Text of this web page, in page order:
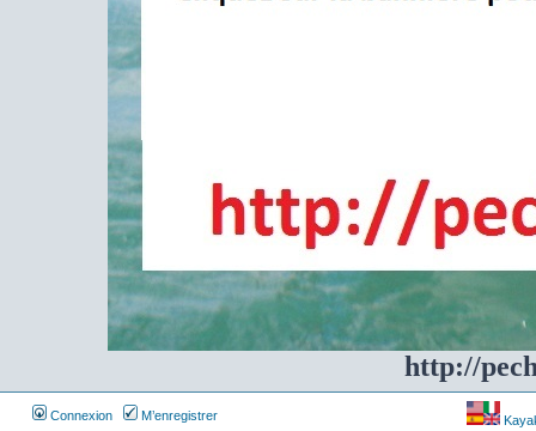
http://
Connexion M’enregistrer